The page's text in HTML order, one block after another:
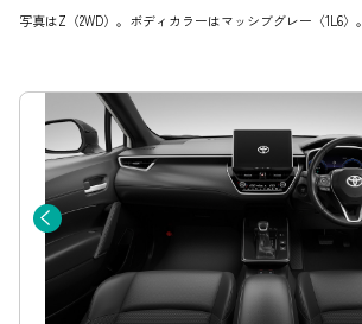
写真はZ（2WD）。ボディカラーはマッシブグレー〈1L6〉。